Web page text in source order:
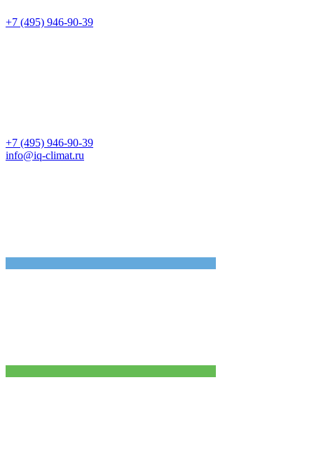
+7 (495) 946-90-39
+7 (495) 946-90-39
info@iq-climat.ru